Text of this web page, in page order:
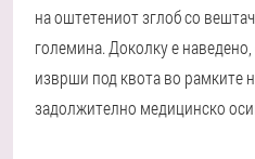
на оштетениот зглоб со
големина. Доколку е
изврши под квота во рамките
задолжително медицинско